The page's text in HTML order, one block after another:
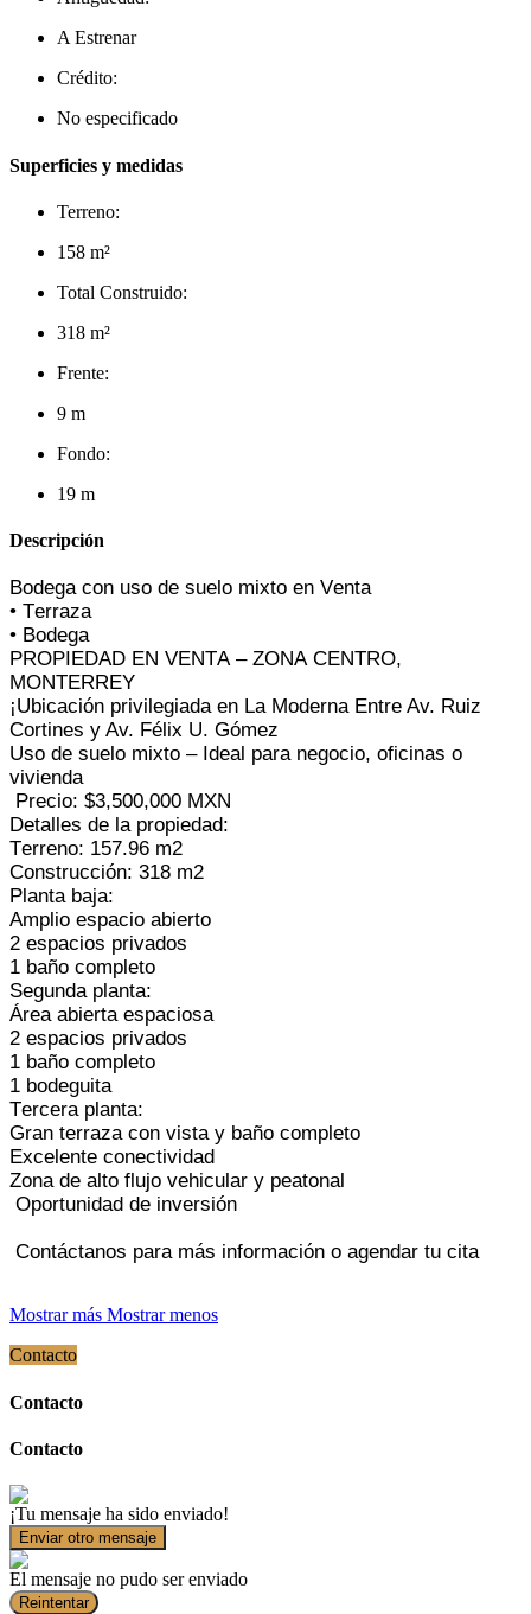
A Estrenar
Crédito:
No especificado
Superficies y medidas
Terreno:
158 m²
Total Construido:
318 m²
Frente:
9 m
Fondo:
19 m
Descripción
Bodega con uso de suelo mixto en Venta
• Terraza
• Bodega
PROPIEDAD EN VENTA – ZONA CENTRO,
MONTERREY
¡Ubicación privilegiada en La ModernaEntre Av. Ruiz
Cortines y Av. Félix U. Gómez
Uso de suelo mixto – Ideal para negocio, oficinas o
vivienda
Precio: $3,500,000 MXN
Detalles de la propiedad:
Terreno: 157.96 m2
Construcción: 318 m2
Planta baja:
Amplio espacio abierto
2 espacios privados
1 baño completo
Segunda planta:
Área abierta espaciosa
2 espacios privados
1 baño completo
1 bodeguita
Tercera planta:
Gran terraza con vista y baño completo
Excelente conectividad
Zona de alto flujo vehicular y peatonal
Oportunidad de inversión
Contáctanos para más información o agendar tu cita
Mostrar más Mostrar menos
Contacto
Contacto
Contacto
¡Tu mensaje ha sido enviado!
Enviar otro mensaje
El mensaje no pudo ser enviado
Reintentar